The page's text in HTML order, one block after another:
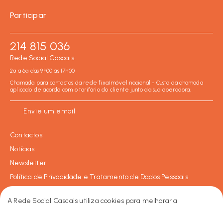
Participar
214 815 036
Rede Social Cascais
2ª a 6ª das 9h00 às 17h00
Chamada para contactos da rede fixa/móvel nacional - Custo da chamada
aplicado de acordo com o tarifário do cliente junto da sua operadora.
Envie um email
Contactos
Notícias
Newsletter
Política de Privacidade e Tratamento de Dados Pessoais
A Rede Social Cascais utiliza cookies para melhorar a